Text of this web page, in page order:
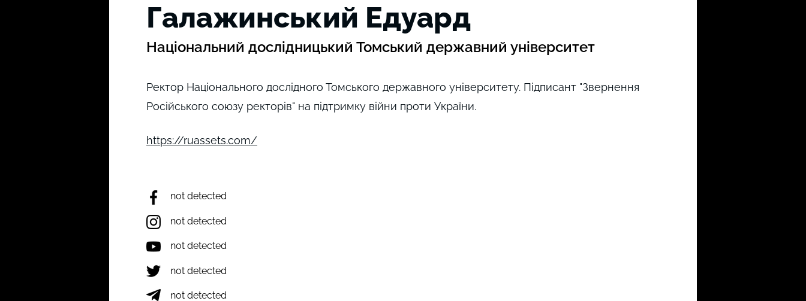
Національний дослідницький Томський державний університет
Галажинський Едуард
Ректор Національного дослідного Томського державного університету. Підписант "Звернення
Російського союзу ректорів" на підтримку війни проти України.
https://ruassets.com/
not detected
not detected
not detected
not detected
not detected